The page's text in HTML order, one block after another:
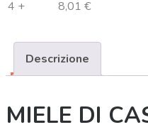
4 +
8,01 €
Descrizione
MIELE DI